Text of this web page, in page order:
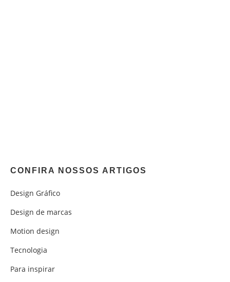
CONFIRA NOSSOS ARTIGOS
Design Gráfico
Design de marcas
Motion design
Tecnologia
Para inspirar